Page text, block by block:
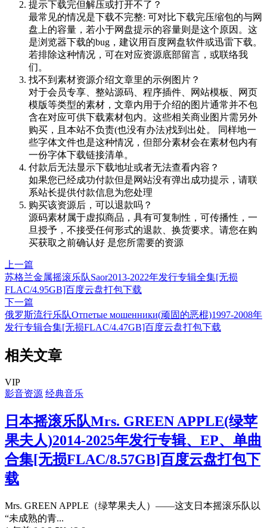
提示下载完但解压或打开不了？
最常见的情况是下载不完整: 可对比下载完压缩包的与网
盘上的容量，若小于网盘提示的容量则是这个原因。这
是浏览器下载的bug，建议用百度网盘软件或迅雷下载。
若排除这种情况，可在对应资源底部留言，或联络我
们。
找不到素材资源介绍文章里的示例图片？
对于会员专享、整站源码、程序插件、网站模板、网页
模版等类型的素材，文章内用于介绍的图片通常并不包
含在对应可供下载素材包内。这些相关商业图片需另外
购买，且本站不负责(也没有办法)找到出处。 同样地一
些字体文件也是这种情况，但部分素材会在素材包内有
一份字体下载链接清单。
付款后无法显示下载地址或者无法查看内容？
如果您已经成功付款但是网站没有弹出成功提示，请联
系站长提供付款信息为您处理
购买该资源后，可以退款吗？
源码素材属于虚拟商品，具有可复制性，可传播性，一
旦授予，不接受任何形式的退款、换货要求。请您在购
买获取之前确认好 是您所需要的资源
上一篇
苏格兰金属摇滚乐队Saor2013-2022年发行专辑全集[无损
FLAC/4.95GB]百度云盘打包下载
下一篇
俄罗斯流行乐队Отпетые мошенники(顽固的恶棍)1997-2008年
发行专辑合集[无损FLAC/4.47GB]百度云盘打包下载
相关文章
VIP
影音资源 经典音乐
日本摇滚乐队Mrs. GREEN APPLE(绿苹
果夫人)2014-2025年发行专辑、EP、单曲
合集[无损FLAC/8.57GB]百度云盘打包下
载
Mrs. GREEN APPLE（绿苹果夫人）——这支日本摇滚乐队以
“未成熟的青...